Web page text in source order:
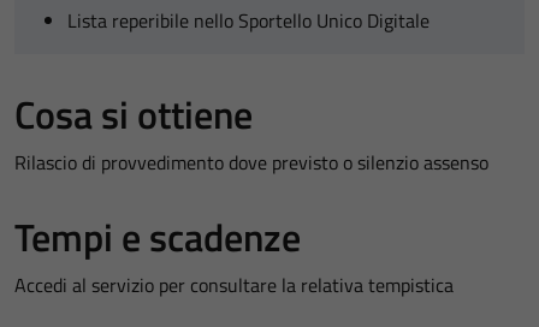
Lista reperibile nello Sportello Unico Digitale
Cosa si ottiene
Rilascio di provvedimento dove previsto o silenzio assenso
Tempi e scadenze
Accedi al servizio per consultare la relativa tempistica